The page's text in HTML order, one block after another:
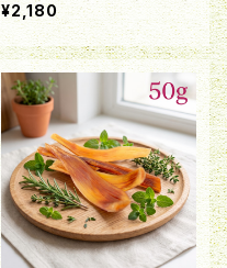
¥2,180